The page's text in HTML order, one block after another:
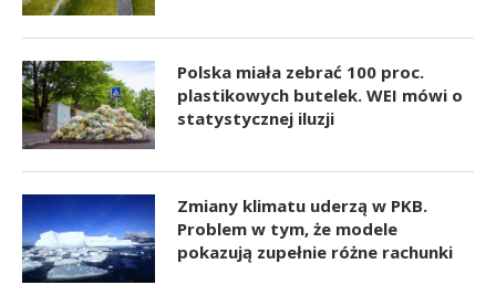
Polska miała zebrać 100 proc.
plastikowych butelek. WEI mówi o
statystycznej iluzji
Zmiany klimatu uderzą w PKB.
Problem w tym, że modele
pokazują zupełnie różne rachunki